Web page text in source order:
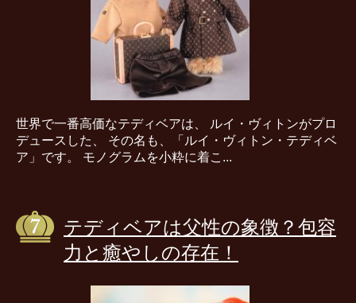
世界で一番高価なテディベアは、 ルイ・ヴィトンがプロ
デュースした、 その名も、「ルイ・ヴィトン・テディベ
ア」です。 モノグラムを小粋に着こ...
テディベアは父性の象徴？包容
力と癒やしの存在！